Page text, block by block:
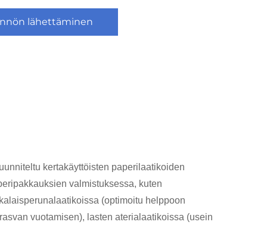
lähettäminen
kertakäyttöisten paperilaatikoiden
valmistuksessa, kuten
(optimoitu helppoon
vuotamisen), lasten aterialaatikoissa (usein